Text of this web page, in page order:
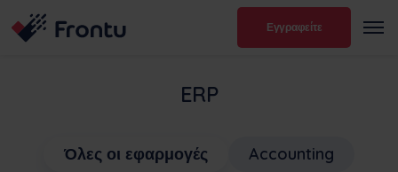
Εγγραφείτε
ERP
Όλες οι εφαρμογές
Accounting